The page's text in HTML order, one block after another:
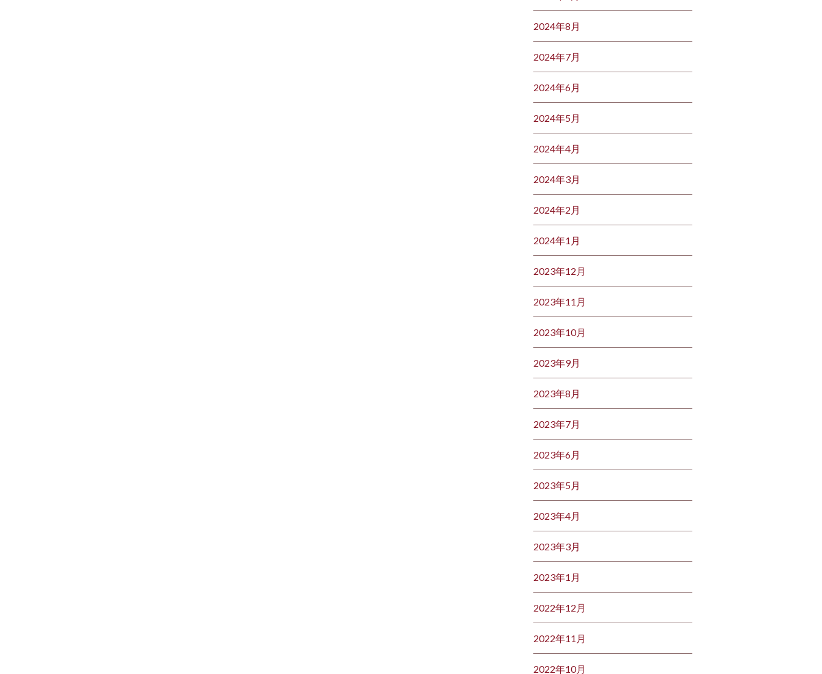
2024年8月
2024年7月
2024年6月
2024年5月
2024年4月
2024年3月
2024年2月
2024年1月
2023年12月
2023年11月
2023年10月
2023年9月
2023年8月
2023年7月
2023年6月
2023年5月
2023年4月
2023年3月
2023年1月
2022年12月
2022年11月
2022年10月